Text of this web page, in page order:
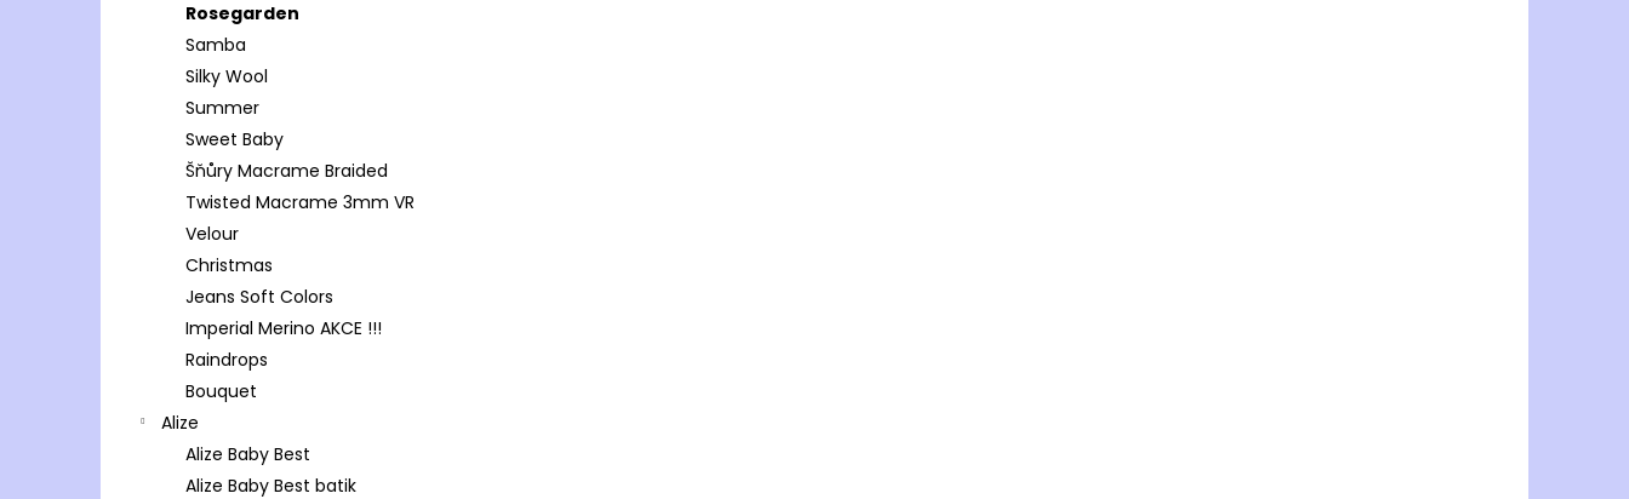
Rosegarden
Samba
Silky Wool
Summer
Sweet Baby
Šňůry Macrame Braided
Twisted Macrame 3mm VR
Velour
Christmas
Jeans Soft Colors
Imperial Merino AKCE !!!
Raindrops
Bouquet
Alize
Alize Baby Best
Alize Baby Best batik